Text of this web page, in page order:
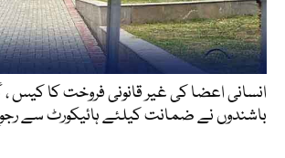
باشندوں نے ضمانت کیلئے ہائیکورٹ سے